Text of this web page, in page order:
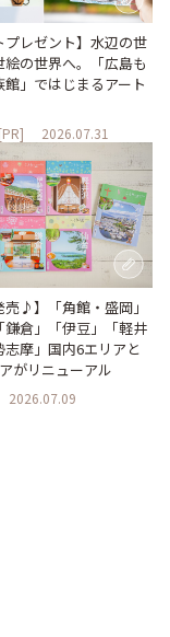
プレゼント】水辺の世
絵の世界へ。「広島も
館」ではじまるアート
[PR] 2026.07.31
売♪】「角館・盛岡」
鎌倉」「伊豆」「軽井
志摩」国内6エリアと
がリニューアル
2026.07.09